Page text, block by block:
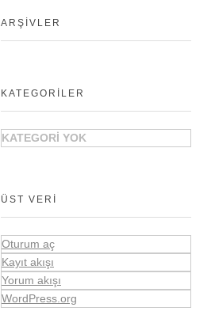
ARŞIVLER
KATEGORILER
KATEGORI YOK
ÜST VERI
Oturum aç
Kayıt akışı
Yorum akışı
WordPress.org